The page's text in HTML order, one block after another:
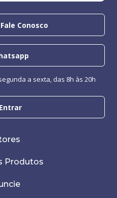
Conosco
Entrar
a sexta, das 8h às 20h
Produtos